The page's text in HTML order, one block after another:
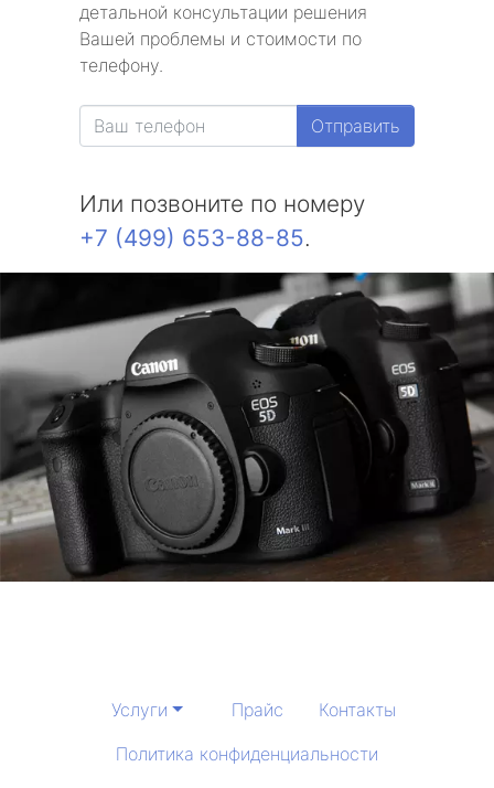
детальной консультации решения
Вашей проблемы и стоимости по
телефону.
Отправить
Или позвоните по номеру
+7 (499) 653-88-85.
Услуги Прайс
Контакты
Политика конфиденциальности